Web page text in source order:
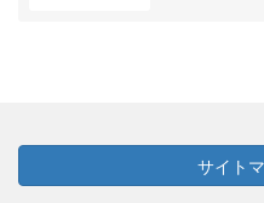
サイト